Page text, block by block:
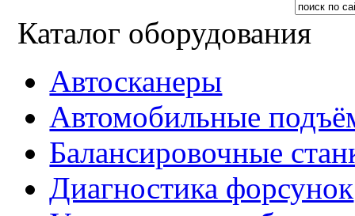
Каталог оборудования
Автосканеры
Автомобильные
Балансировочные
Диагностика форсунок